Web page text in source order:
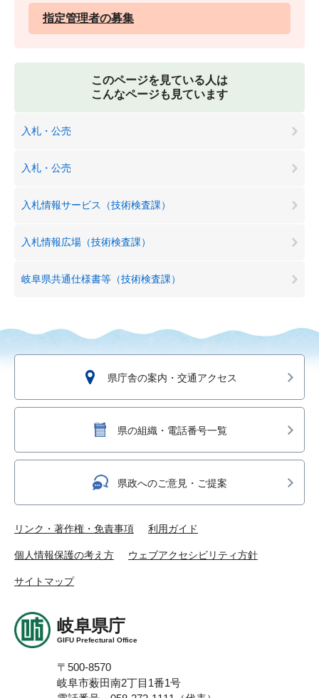
指定管理者の募集
このページを見ている人は
こんなページも見ています
入札・公売
入札・公売
入札情報サービス（技術検査課）
入札情報広場（技術検査課）
岐阜県共通仕様書等（技術検査課）
県庁舎の案内・交通アクセス
県の組織・電話番号一覧
県政へのご意見・ご提案
リンク・著作権・免責事項 利用ガイド
個人情報保護の考え方 ウェブアクセシビリティ方針
サイトマップ
岐阜県庁
GIFU Prefectural Office
〒500-8570
岐阜市薮田南2丁目1番1号